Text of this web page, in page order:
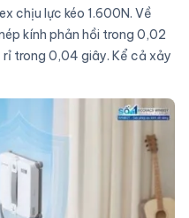
chịu lực kéo 1.600N. Về
kính phản hồi trong 0,02
trong 0,04 giây. Kể cả xảy